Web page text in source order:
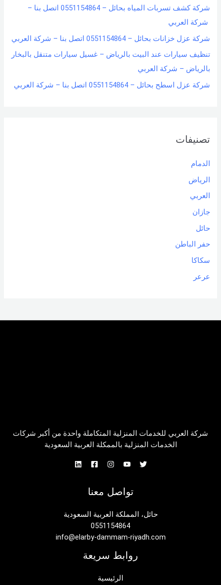
شركة كشف تسربات المياه بحائل – 0551154864 اتصل بنا –
شركة العربي
شركة عزل خزانات بحائل – 0551154864 اتصل بنا – شركة العربي
تنظيف سيارات عند البيت بالرياض – غسيل سيارات متنقل بالبخار
بالرياض – شركة العربي
شركة عزل اسطح بحائل – 0551154864 اتصل بنا – شركة العربي
تصنيفات
الدمام
الرياض
العربي
جازان
حائل
حفر الباطن
سكاكا
عرعر
شركة العربي للخدمات المنزلية المتكاملة واحدة من أكبر شركات
الخدمات المنزلية بالممكلة العربية السعودية
تواصل معنا
حائل، المملكة العربية السعودية
0551154864
info@elarby-dammam-riyadh.com
روابط سريعة
الرئيسية